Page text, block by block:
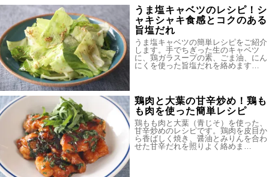
うま塩キャベツのレシピ！シ
ャキシャキ食感とコクのある
旨塩だれ
うま塩キャベツの簡単レシピをご紹介
します。手でちぎった生のキャベツ
に、鶏ガラスープの素、ごま油、にん
にくを使った旨塩だれを絡めます…
鶏肉と大葉の甘辛炒め！鶏も
も肉を使った簡単レシピ
鶏もも肉と大葉（青じそ）を使った、
甘辛炒めのレシピです。鶏肉を皮目か
ら香ばしく焼き、醤油とみりんを合わ
せた甘辛だれを照りよく絡めま…